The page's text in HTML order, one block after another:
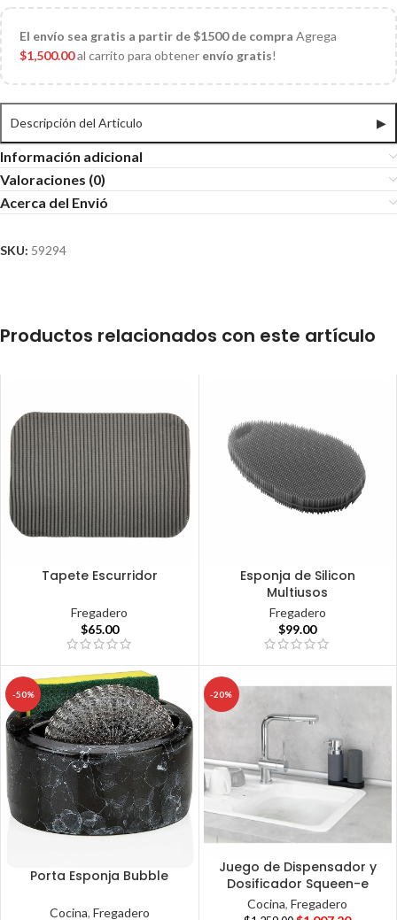
El envío sea gratis a partir de $1500 de compra Agrega
$1,500.00al carrito para obtener envío gratis!
Descripción del Articulo ▶
Información adicional
Valoraciones (0)
Acerca del Envió
SKU: 59294
Productos relacionados con este artículo
Tapete Escurridor
Fregadero
$65.00
Esponja de Silicon
Multiusos
Fregadero
$99.00
-50%
Porta Esponja Bubble
Cocina, Fregadero
-20%
Juego de Dispensador y
Dosificador Squeen-e
Cocina,Fregadero